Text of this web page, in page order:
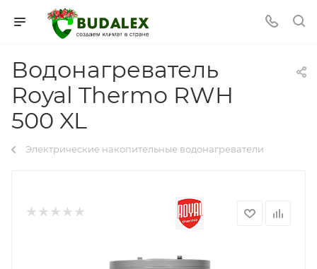
Водонагреватель
Royal Thermo RWH
500 XL
Электрические накопительные водонагреватели